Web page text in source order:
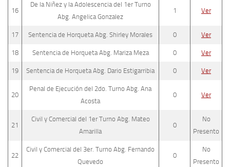
16
De la Niñez y la Adolescencia del 1er Turno
Abg. Angelica Gonzalez
1 Ver
17 Sentencia de Horqueta Abg. Shirley Morales 0 Ver
18 Sentencia de Horqueta Abg. Mariza Meza 0 Ver
19 Sentencia de Horqueta Abg. Dario Estigarribia 0 Ver
20
Penal de Ejecución del 2do. Turno Abg. Ana
Acosta
0 Ver
21
Civil y Comercial del 1er Turno Abg. Mateo
Amarilla
0
No
Presento
22
Civil y Comercial del 3er. Turno Abg. Fernando
Quevedo
0
No
Presento